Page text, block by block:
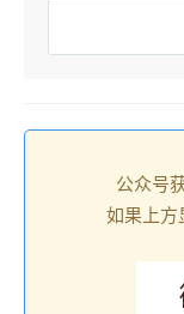
公众号
如果上方